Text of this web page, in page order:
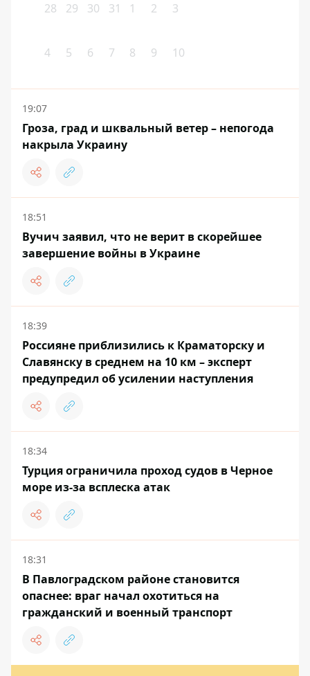
28 29 30 31 1 2 3
4 5 6 7 8 9 10
19:07
Гроза, град и шквальный ветер – непогода
накрыла Украину
18:51
Вучич заявил, что не верит в скорейшее
завершение войны в Украине
18:39
Россияне приблизились к Краматорску и
Славянску в среднем на 10 км – эксперт
предупредил об усилении наступления
18:34
Турция ограничила проход судов в Черное
море из-за всплеска атак
18:31
В Павлоградском районе становится
опаснее: враг начал охотиться на
гражданский и военный транспорт